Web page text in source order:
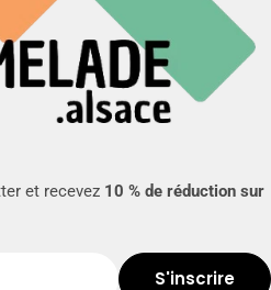
et recevez 10 % de réduction sur
S'inscrire